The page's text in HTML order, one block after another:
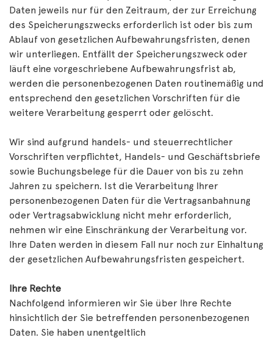
Daten jeweils nur für den Zeitraum, der zur Erreichung
des Speicherungszwecks erforderlich ist oder bis zum
Ablauf von gesetzlichen Aufbewahrungsfristen, denen
wir unterliegen. Entfällt der Speicherungszweck oder
läuft eine vorgeschriebene Aufbewahrungsfrist ab,
werden die personenbezogenen Daten routinemäßig und
entsprechend den gesetzlichen Vorschriften für die
weitere Verarbeitung gesperrt oder gelöscht.
Wir sind aufgrund handels- und steuerrechtlicher
Vorschriften verpflichtet, Handels- und Geschäftsbriefe
sowie Buchungsbelege für die Dauer von bis zu zehn
Jahren zu speichern. Ist die Verarbeitung Ihrer
personenbezogenen Daten für die Vertragsanbahnung
oder Vertragsabwicklung nicht mehr erforderlich,
nehmen wir eine Einschränkung der Verarbeitung vor.
Ihre Daten werden in diesem Fall nur noch zur Einhaltung
der gesetzlichen Aufbewahrungsfristen gespeichert.
Ihre Rechte
Nachfolgend informieren wir Sie über Ihre Rechte
hinsichtlich der Sie betreffenden personenbezogenen
Daten. Sie haben unentgeltlich